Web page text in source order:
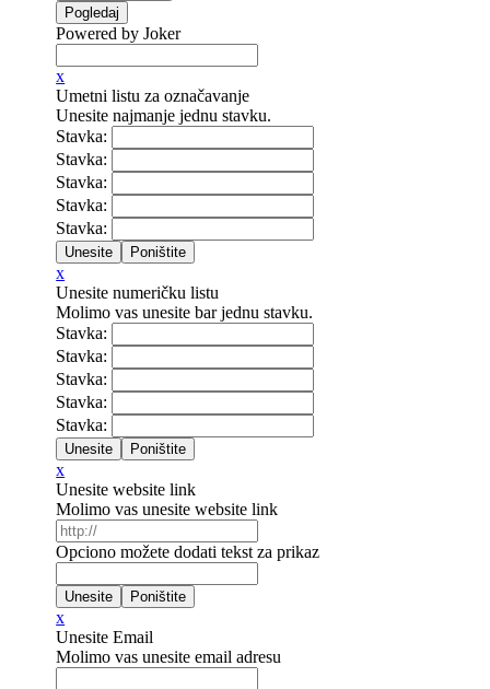
Powered by Joker
x
Umetni listu za označavanje
Unesite najmanje jednu stavku.
Stavka:
Stavka:
Stavka:
Stavka:
Stavka:
x
Unesite numeričku listu
Molimo vas unesite bar jednu stavku.
Stavka:
Stavka:
Stavka:
Stavka:
Stavka:
x
Unesite website link
Molimo vas unesite website link
Opciono možete dodati tekst za prikaz
x
Unesite Email
Molimo vas unesite email adresu